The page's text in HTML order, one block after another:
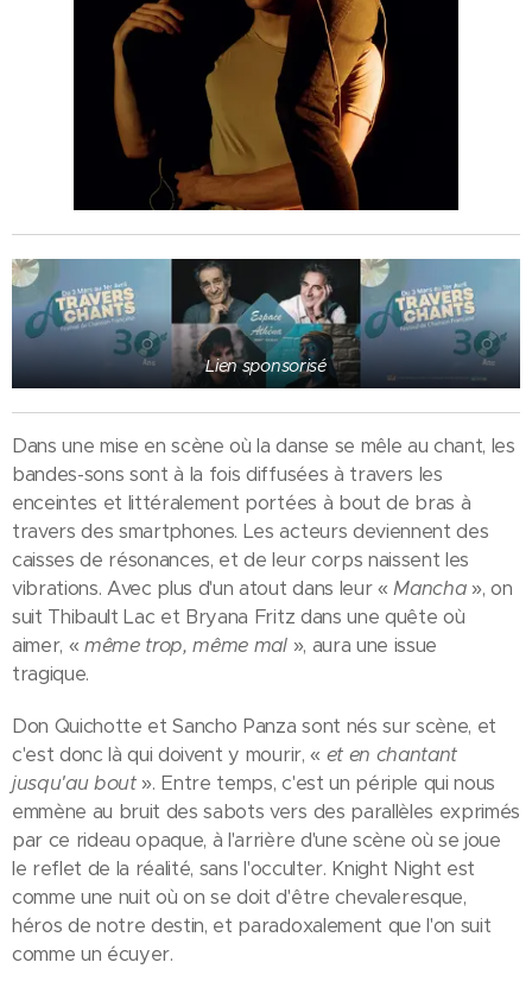
Lien sponsorisé
Dans une mise en scène où la danse se mêle au chant, les
bandes-sons sont à la fois diffusées à travers les
enceintes et littéralement portées à bout de bras à
travers des smartphones. Les acteurs deviennent des
caisses de résonances, et de leur corps naissent les
vibrations. Avec plus d'un atout dans leur «Mancha », on
suit Thibault Lac et Bryana Fritz dans une quête où
aimer, «même trop, même mal », aura une issue
tragique.
Don Quichotte et Sancho Panza sont nés sur scène, et
c'est donc là qui doivent y mourir, « et en chantant
jusqu'au bout». Entre temps, c'est un périple qui nous
emmène au bruit des sabots vers des parallèles exprimés
par ce rideau opaque, à l'arrière d'une scène où se joue
le reflet de la réalité, sans l'occulter. Knight Night est
comme une nuit où on se doit d'être chevaleresque,
héros de notre destin, et paradoxalement que l'on suit
comme un écuyer.